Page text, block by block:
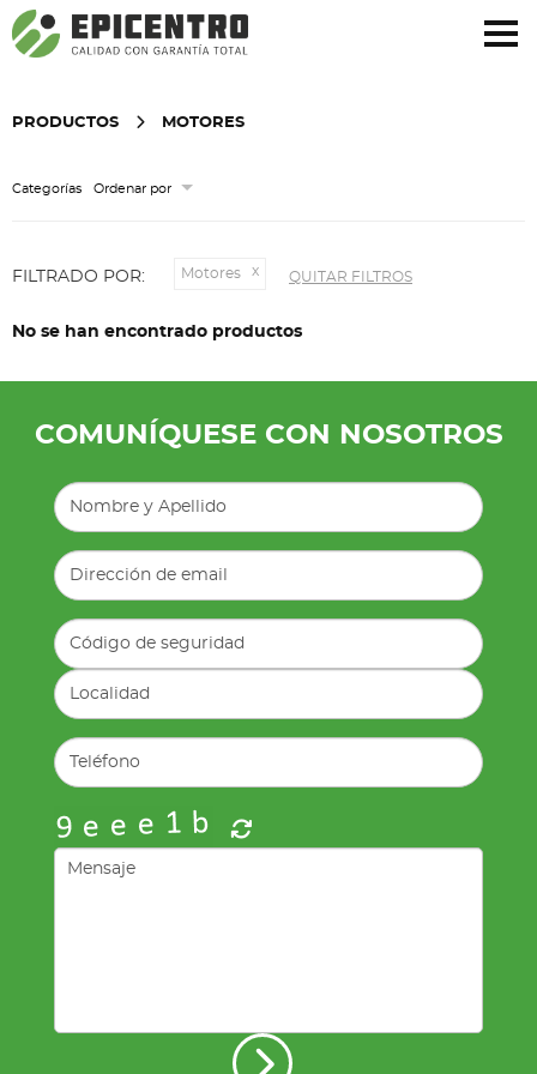
¿Olvidó su contraseña?Regístrese aquí
PRODUCTOS MOTORES
Categorías Ordenar por
FILTRADO POR: Motores QUITAR FILTROS
No se han encontrado productos
COMUNÍQUESE CON NOSOTROS